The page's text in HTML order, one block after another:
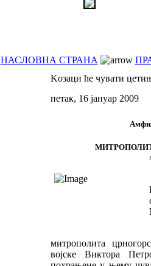
НАСЛОВНА СТРАНА
Koзаци ће чувати
петак, 16 јануар 2009
митрополита
војске Виктора